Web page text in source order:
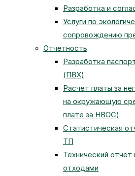
Разработка и
Услуги по
сопровождению
Отчетность
Разработка
(ПВХ)
Расчет платы за
на окружающую
плате за НВОС)
Статистическая
ТП
Технический
отходами